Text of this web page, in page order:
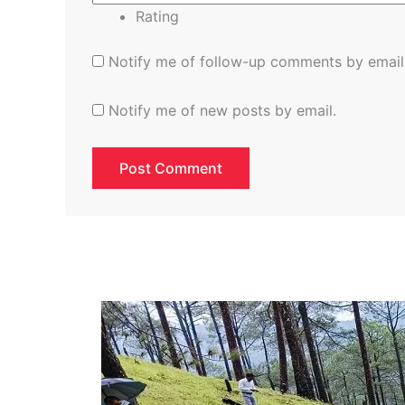
Rating
Notify me of follow-up comments by
Notify me of new posts by email.